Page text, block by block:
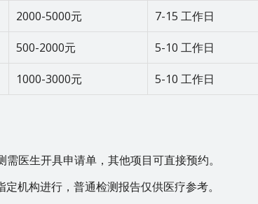
2000-5000元 7-15 工作日
500-2000元 5-10 工作日
1000-3000元 5-10 工作日
需医生开具申请单，其他项目可直接预约。
机构进行，普通检测报告仅供医疗参考。